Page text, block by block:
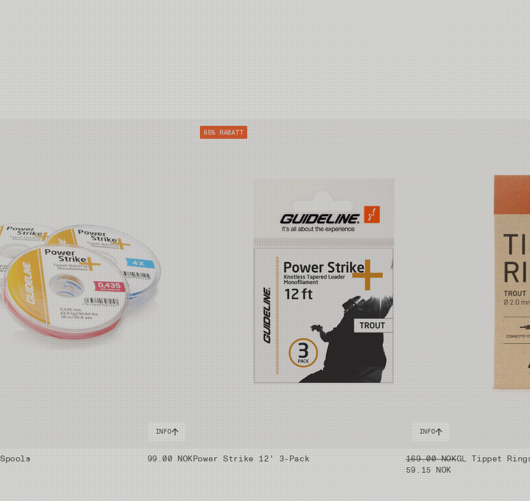
Diam. Tip Diam. Strength
0,35mm 8,4kg
0,40mm 10,8kg
INFO
99.00 NOK
65% RABATT
INFO
Power Strike 12' 3-Pack
169.00 NOK
59.15 NOK
GL Tippet